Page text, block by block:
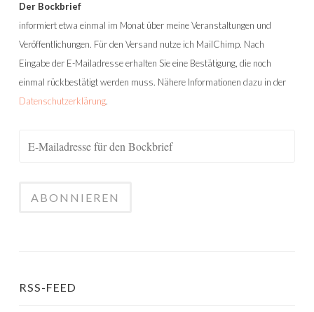
Der Bockbrief
informiert etwa einmal im Monat über meine Veranstaltungen und
Veröffentlichungen. Für den Versand nutze ich MailChimp. Nach
Eingabe der E-Mailadresse erhalten Sie eine Bestätigung, die noch
einmal rückbestätigt werden muss. Nähere Informationen dazu in der
Datenschutzerklärung.
RSS-FEED